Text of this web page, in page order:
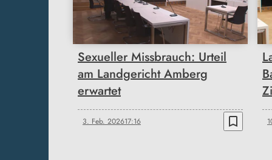
Sexueller Missbrauch: Urteil
am Landgericht Amberg
erwartet
3. Feb. 202617:16 bookmark_border